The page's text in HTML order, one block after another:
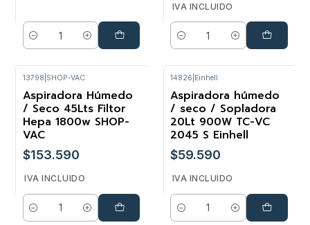
Cantidad
IVA INCLUIDO
Cantidad
13798 SHOP-VAC
Aspiradora Húmedo
/ Seco 45Lts Filtor
Hepa 1800w SHOP-
VAC
$153.590
IVA INCLUIDO
Cantidad
14826 Einhell
Aspiradora húmedo
/ seco / Sopladora
20Lt 900W TC-VC
2045 S Einhell
$59.590
IVA INCLUIDO
Cantidad